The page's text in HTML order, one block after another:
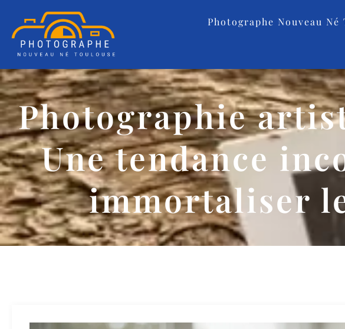
Photographe Nouveau Né
Photographie
Une tendance
immortaliser